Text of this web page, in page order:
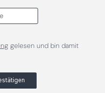
gelesen und bin damit